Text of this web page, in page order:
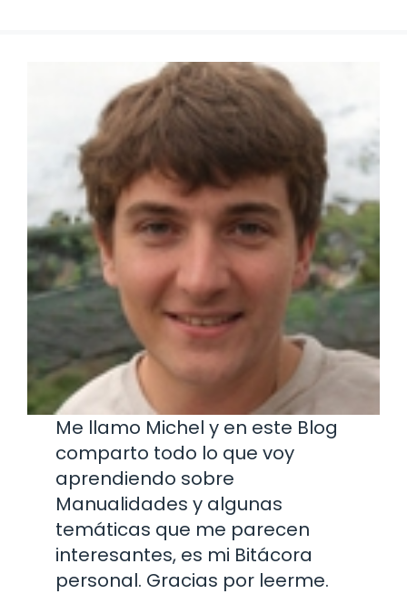
Me llamo Michel y en este Blog
comparto todo lo que voy
aprendiendo sobre
Manualidades y algunas
temáticas que me parecen
interesantes, es mi Bitácora
personal. Gracias por leerme.